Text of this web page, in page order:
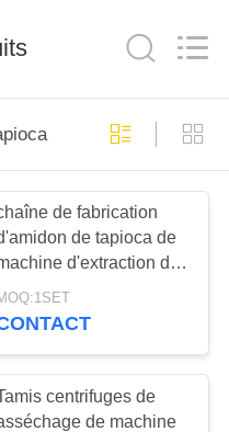
manioc
462
64
de fabrication
de tapioca de
d'extraction de
de l'amidon 10-
15t/h
centrifuges de
de machine